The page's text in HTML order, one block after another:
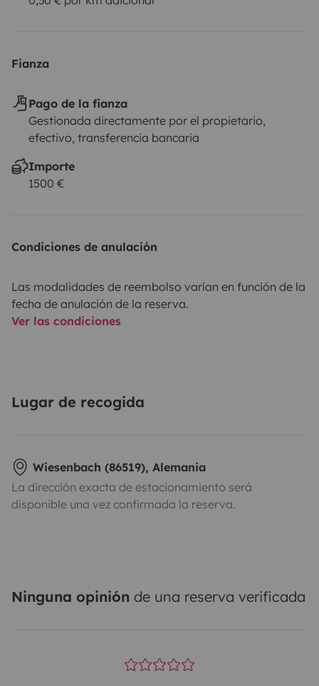
Fianza
Pago de la fianza
Gestionada directamente por el propietario,
efectivo, transferencia bancaria
Importe
1500 €
Condiciones de anulación
Las modalidades de reembolso varían en función de la
fecha de anulación de la reserva.
Ver las condiciones
Lugar de recogida
Wiesenbach (86519), Alemania
La dirección exacta de estacionamiento será
disponible una vez confirmada la reserva.
Ninguna opinión de una reserva verificada